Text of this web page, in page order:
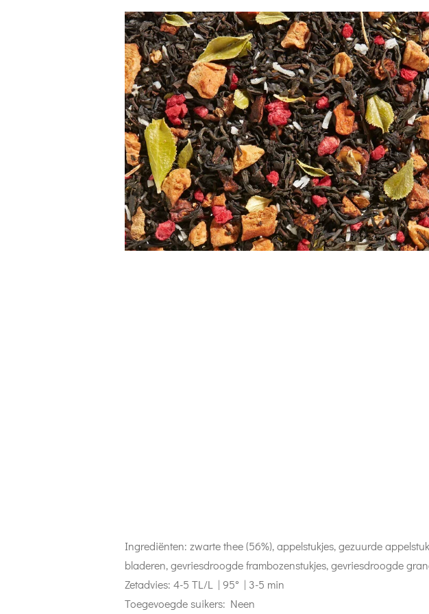
Ingrediënten: zwarte thee (56%), appelstukjes, gezuurde
bladeren, gevriesdroogde frambozenstukjes, gevriesdroogde
Zetadvies: 4-5 TL/L | 95° | 3-5 min
Toegevoegde suikers: Neen